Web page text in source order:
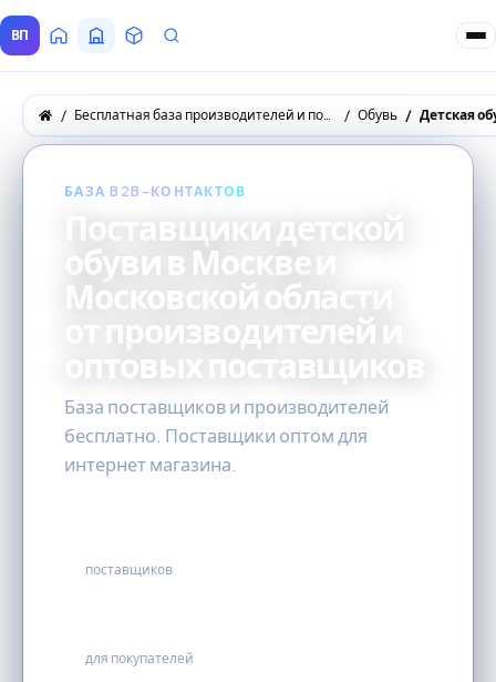
ВП ГлавнаяВсе Поставщики
ТоварыЗапросы покупателей
Бесплатная база производителей и поставщиков товаров оптом Обувь Детская
БАЗА B2B-КОНТАКТОВ
Поставщики детской
обуви в Москве и
Московской области
от производителей и
оптовых поставщиков
База поставщиков и производителей
бесплатно. Поставщики оптом для
интернет магазина.
поставщиков
для покупателей